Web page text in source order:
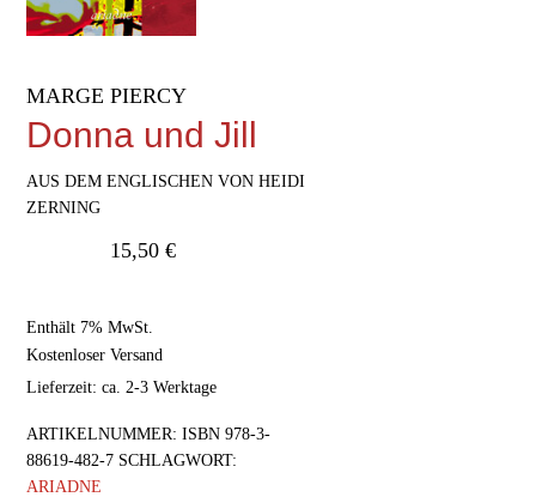
MARGE PIERCY
Donna und Jill
AUS DEM ENGLISCHEN VON HEIDI
ZERNING
15,50€
Enthält 7% MwSt.
Kostenloser Versand
Lieferzeit: ca. 2-3 Werktage
ARTIKELNUMMER:ISBN 978-3-
88619-482-7 SCHLAGWORT:
ARIADNE